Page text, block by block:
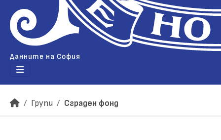
Данните на София
Групи Сграден фонд